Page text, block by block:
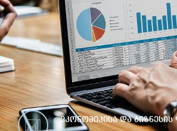
ეკონომიკისა და